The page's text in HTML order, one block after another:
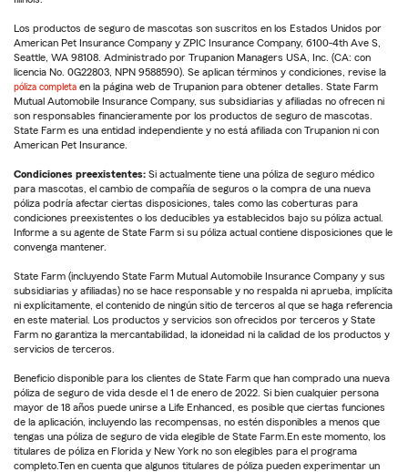
Los productos de seguro de mascotas son suscritos en los Estados Unidos por
American Pet Insurance Company y ZPIC Insurance Company, 6100-4th Ave S,
Seattle, WA 98108. Administrado por Trupanion Managers USA, Inc. (CA: con
licencia No. 0G22803, NPN 9588590). Se aplican términos y condiciones, revise la
póliza completa en la página web de Trupanion para obtener detalles. State Farm
Mutual Automobile Insurance Company, sus subsidiarias y afiliadas no ofrecen ni
son responsables financieramente por los productos de seguro de mascotas.
State Farm es una entidad independiente y no está afiliada con Trupanion ni con
American Pet Insurance.
Condiciones preexistentes: Si actualmente tiene una póliza de seguro médico
para mascotas, el cambio de compañía de seguros o la compra de una nueva
póliza podría afectar ciertas disposiciones, tales como las coberturas para
condiciones preexistentes o los deducibles ya establecidos bajo su póliza actual.
Informe a su agente de State Farm si su póliza actual contiene disposiciones que le
convenga mantener.
State Farm (incluyendo State Farm Mutual Automobile Insurance Company y sus
subsidiarias y afiliadas) no se hace responsable y no respalda ni aprueba, implícita
ni explícitamente, el contenido de ningún sitio de terceros al que se haga referencia
en este material. Los productos y servicios son ofrecidos por terceros y State
Farm no garantiza la mercantabilidad, la idoneidad ni la calidad de los productos y
servicios de terceros.
Beneficio disponible para los clientes de State Farm que han comprado una nueva
póliza de seguro de vida desde el 1 de enero de 2022. Si bien cualquier persona
mayor de 18 años puede unirse a Life Enhanced, es posible que ciertas funciones
de la aplicación, incluyendo las recompensas, no estén disponibles a menos que
tengas una póliza de seguro de vida elegible de State Farm.En este momento, los
titulares de póliza en Florida y New York no son elegibles para el programa
completo.Ten en cuenta que algunos titulares de póliza pueden experimentar un